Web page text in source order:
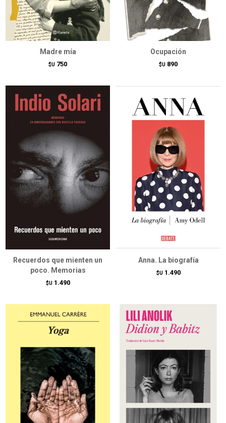
Madre mía
$U 750
Ocupación
$U 890
Recuerdos que mienten un
poco. Memorias
$U 1.490
Anna. La biografía
$U 1.490